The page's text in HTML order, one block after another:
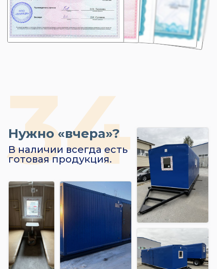
Нужно «вчера»?
В наличии всегда есть
готовая продукция.